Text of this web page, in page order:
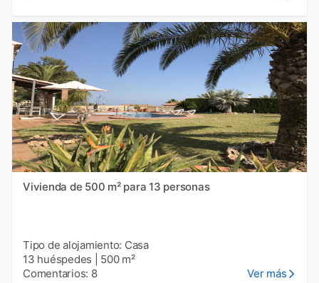
Vivienda de 500 m² para 13 personas
Tipo de alojamiento: Casa
13 huéspedes
500 m²
Comentarios: 8
Ver más